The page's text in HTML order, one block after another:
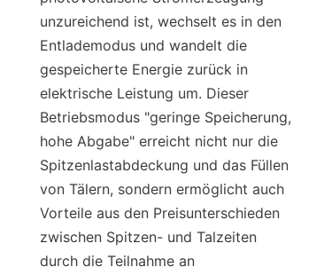
unzureichend ist, wechselt es in den
Entlademodus und wandelt die
gespeicherte Energie zurück in
elektrische Leistung um. Dieser
Betriebsmodus "geringe Speicherung,
hohe Abgabe" erreicht nicht nur die
Spitzenlastabdeckung und das Füllen
von Tälern, sondern ermöglicht auch
Vorteile aus den Preisunterschieden
zwischen Spitzen- und Talzeiten
durch die Teilnahme an